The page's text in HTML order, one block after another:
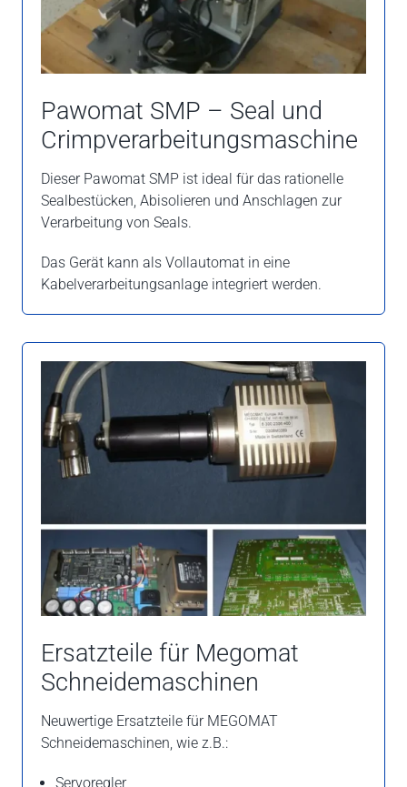
Pawomat SMP – Seal und
Crimpverarbeitungs­maschine
Dieser Pawomat SMP ist ideal für das rationelle
Sealbestücken, Abisolieren und Anschlagen zur
Verarbeitung von Seals.
Das Gerät kann als Vollautomat in eine
Kabelverarbeitungsanlage integriert werden.
Ersatzteile für Megomat
Schneidemaschinen
Neuwertige Ersatzteile für MEGOMAT
Schneidemaschinen, wie z.B.:
Servoregler